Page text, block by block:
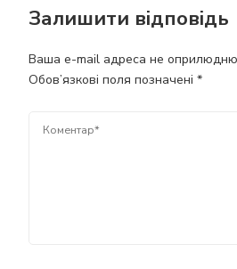
Залишити відповідь
Ваша e-mail адреса не
Обов’язкові поля позначені *